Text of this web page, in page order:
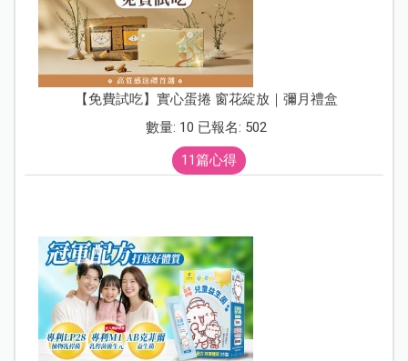
【免費試吃】實心蛋捲 窗花綻放｜彌月禮盒
數量: 10 已報名: 502
11篇心得